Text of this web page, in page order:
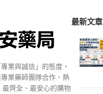
業與誠信」的態度，
業藥師團隊合作、熱
最齊全、最安心的購物
最新文章